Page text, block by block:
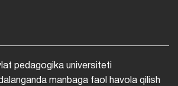
pedagogika universiteti
manbaga faol havola qilish